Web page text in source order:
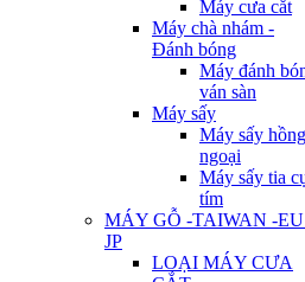
Máy cưa cắt
Máy chà nhám -
Đánh bóng
Máy đánh
ván sàn
Máy sấy
Máy sấy hồng
ngoại
Máy sấy tia
tím
MÁY GỖ -TAIWAN -
JP
LOẠI MÁY CƯA